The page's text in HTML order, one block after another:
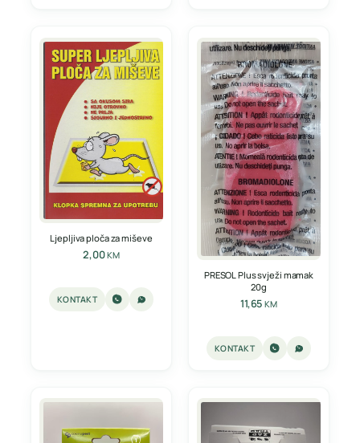
Ljepljiva ploča za miševe
2,00KM
KONTAKT
PRESOL Plus svježi mamak
20g
11,65KM
KONTAKT